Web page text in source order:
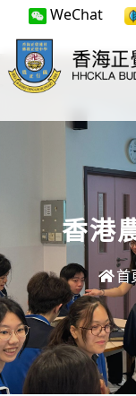
WeChat
香港
首